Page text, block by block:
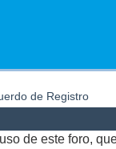
de Registro
de este foro,